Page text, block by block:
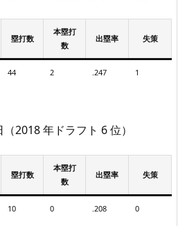
塁打数
本塁打
数
出塁率 失策
44 2 .247 1
2018 年ドラフト 6 位）
塁打数
本塁打
数
出塁率 失策
10 0 .208 0